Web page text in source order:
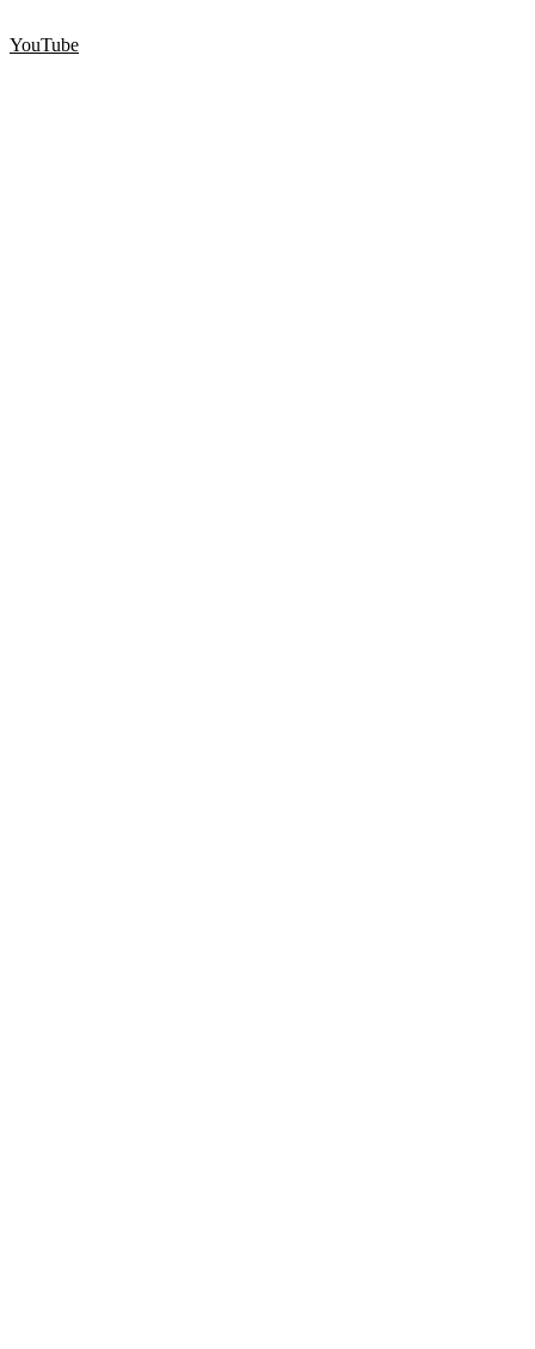
YouTube